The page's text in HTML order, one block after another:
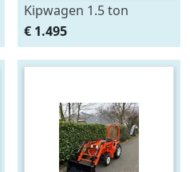
Kipwagen 1.5 ton
€ 1.495